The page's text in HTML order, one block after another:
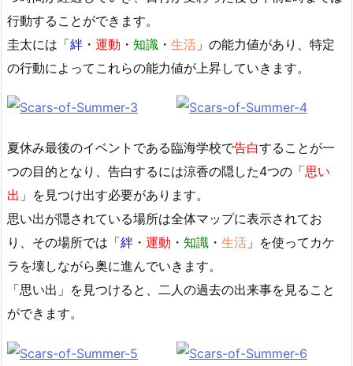
行動することができます。
圭太には「絆 ・ 運動 ・ 知識 ・ 生活 」の能力値があり、特定
の行動によってこれらの能力値が上昇していきます。
夏休み最後のイベントである臨海学校で告白することが一
つの目的となり、告白するには涼香の隠した4つの「思い
出 」を見つけ出す必要があります。
思い出が隠されている場所は全体マップに表示されてお
り、その場所では「絆 ・ 運動 ・ 知識 ・ 生活 」を使ってカケ
ラを壊しながら奥に進んでいきます。
「思い出」を見つけると、二人の過去の出来事を見ること
ができます。